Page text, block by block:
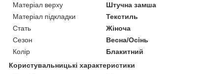
Матеріал верху
Штучна замша
Матеріал підкладки
Текстиль
Стать
Жіноча
Сезон
Весна/Осінь
Колір
Блакитний
Користувальницькі характеристики